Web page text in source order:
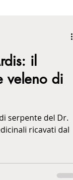
il
veleno di
serpente del Dr.
ricavati dal